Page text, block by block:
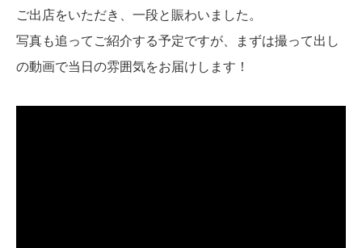
ご出店をいただき、一段と賑わいました。
写真も追ってご紹介する予定ですが、まずは撮って出し
の動画で当日の雰囲気をお届けします！